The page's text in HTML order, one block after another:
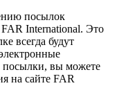
посылок
FAR International. Это
всегда будут
посылки, вы можете
на сайте FAR